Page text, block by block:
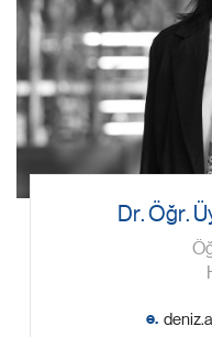
Dr. Öğr.
e.